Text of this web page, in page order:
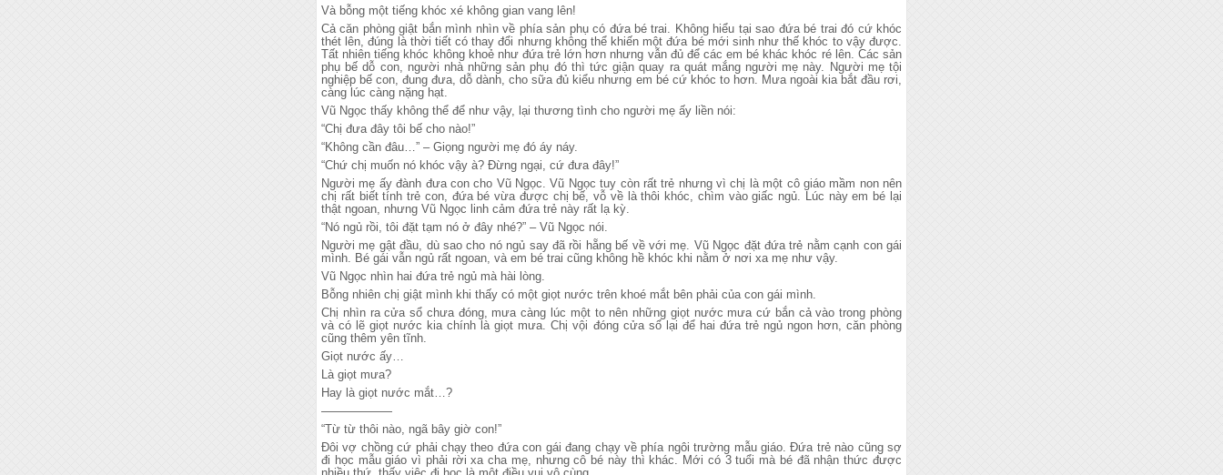
Và bỗng một tiếng khóc xé không gian vang lên!
Cả căn phòng giật bắn mình nhìn về phía sản phụ có đứa bé trai. Không hiểu tại sao đứa bé trai đó cứ khóc
thét lên, đúng là thời tiết có thay đổi nhưng không thể khiến một đứa bé mới sinh như thế khóc to vậy được.
Tất nhiên tiếng khóc không khoẻ như đứa trẻ lớn hơn nhưng vẫn đủ để các em bé khác khóc ré lên. Các sản
phụ bế dỗ con, người nhà những sản phụ đó thì tức giận quay ra quát mắng người mẹ này. Người mẹ tội
nghiệp bế con, đung đưa, dỗ dành, cho sữa đủ kiểu nhưng em bé cứ khóc to hơn. Mưa ngoài kia bắt đầu rơi,
càng lúc càng nặng hạt.
Vũ Ngọc thấy không thể để như vậy, lại thương tình cho người mẹ ấy liền nói:
“Chị đưa đây tôi bế cho nào!”
“Không cần đâu…” – Giọng người mẹ đó áy náy.
“Chứ chị muốn nó khóc vậy à? Đừng ngại, cứ đưa đây!”
Người mẹ ấy đành đưa con cho Vũ Ngọc. Vũ Ngọc tuy còn rất trẻ nhưng vì chị là một cô giáo mầm non nên
chị rất biết tính trẻ con, đứa bé vừa được chị bế, vỗ về là thôi khóc, chìm vào giấc ngủ. Lúc này em bé lại
thật ngoan, nhưng Vũ Ngọc linh cảm đứa trẻ này rất lạ kỳ.
“Nó ngủ rồi, tôi đặt tạm nó ở đây nhé?” – Vũ Ngọc nói.
Người mẹ gật đầu, dù sao cho nó ngủ say đã rồi hẵng bế về với mẹ. Vũ Ngọc đặt đứa trẻ nằm cạnh con gái
mình. Bé gái vẫn ngủ rất ngoan, và em bé trai cũng không hề khóc khi nằm ở nơi xa mẹ như vậy.
Vũ Ngọc nhìn hai đứa trẻ ngủ mà hài lòng.
Bỗng nhiên chị giật mình khi thấy có một giọt nước trên khoé mắt bên phải của con gái mình.
Chị nhìn ra cửa sổ chưa đóng, mưa càng lúc một to nên những giọt nước mưa cứ bắn cả vào trong phòng
và có lẽ giọt nước kia chính là giọt mưa. Chị vội đóng cửa sổ lại để hai đứa trẻ ngủ ngon hơn, căn phòng
cũng thêm yên tĩnh.
Giọt nước ấy…
Là giọt mưa?
Hay là giọt nước mắt…?
——————
“Từ từ thôi nào, ngã bây giờ con!”
Đôi vợ chồng cứ phải chạy theo đứa con gái đang chạy về phía ngôi trường mẫu giáo. Đứa trẻ nào cũng sợ
đi học mẫu giáo vì phải rời xa cha mẹ, nhưng cô bé này thì khác. Mới có 3 tuổi mà bé đã nhận thức được